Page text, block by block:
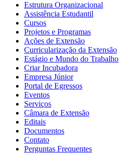
Estrutura Organizacional
Assistência Estudantil
Cursos
Projetos e Programas
Ações de Extensão
Curricularização da Extensão
Estágio e Mundo do Trabalho
Criar Incubadora
Empresa Júnior
Portal de Egressos
Eventos
Serviços
Câmara de Extensão
Editais
Documentos
Contato
Perguntas Frequentes